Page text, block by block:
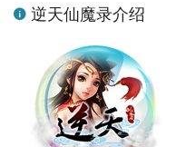
逆天仙魔录介绍